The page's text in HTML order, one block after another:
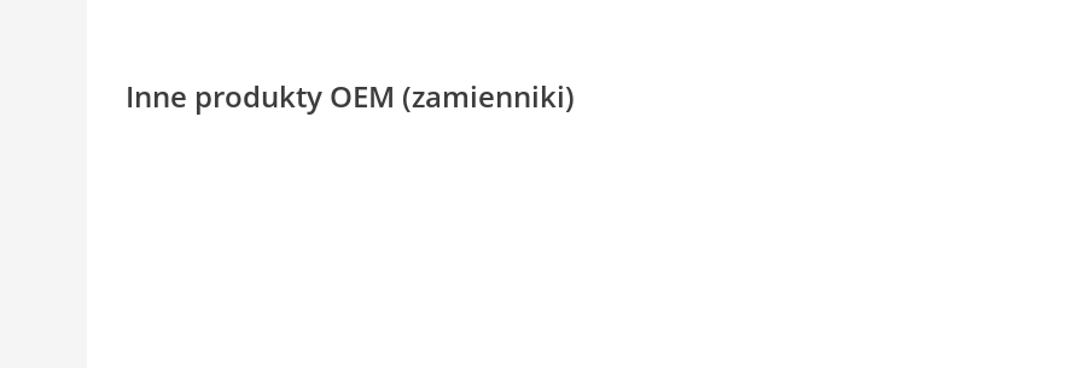
Inne produkty OEM (zamienniki)